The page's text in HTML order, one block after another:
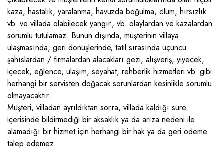
kaza, hastalık, yaralanma, havuzda boğulma, ölüm, hırsızlık
vb. ve villada olabilecek yangın, vb. olaylardan ve kazalardan
sorumlu tutulamaz. Bunun dışında, müşterinin villaya
ulaşmasında, geri dönüşlerinde, tatil sırasında üçüncü
şahıslardan / firmalardan alacakları gezi, alışveriş, yiyecek,
içecek, eğlence, ulaşım, seyahat, rehberlik hizmetleri vb. gibi
herhangi bir servisten doğacak sorunlardan kesinlikle sorumlu
olmayacaktır.
Müşteri, villadan ayrıldıktan sonra, villada kaldığı süre
içerisinde bildirmediği bir aksaklık ya da arıza nedeni ile
alamadığı bir hizmet için herhangi bir hak ya da geri ödeme
talep edemez.